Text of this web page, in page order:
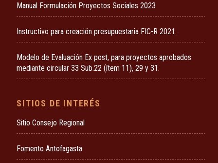
Manual Formulación Proyectos Sociales 2023
Instructivo para creación presupuestaria FIC-R 2021.
Modelo de Evaluación Ex post, para proyectos aprobados
mediante circular 33 Sub.22 (ítem 11), 29 y 31.
SITIOS DE INTERÉS
Sitio Consejo Regional
Fomento Antofagasta